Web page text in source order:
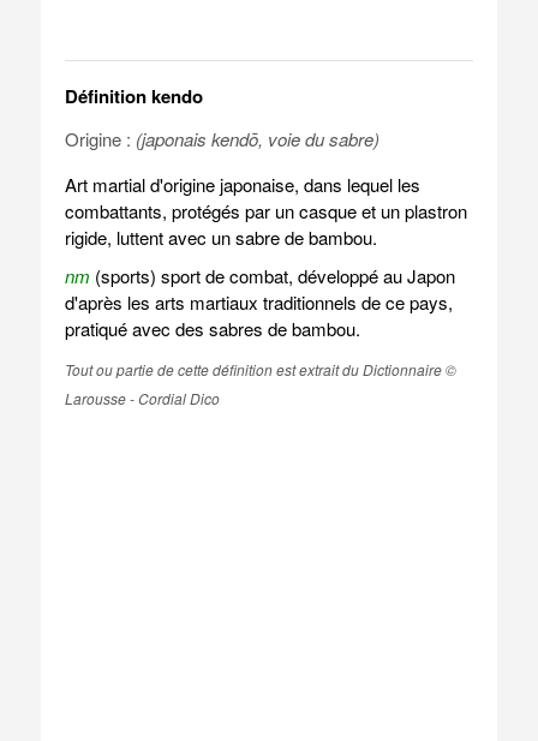
Définition kendo
Origine : (japonais kendō, voie du sabre)
Art martial d'origine japonaise, dans lequel les
combattants, protégés par un casque et un plastron
rigide, luttent avec un sabre de bambou.
nm (sports) sport de combat, développé au Japon
d'après les arts martiaux traditionnels de ce pays,
pratiqué avec des sabres de bambou.
Tout ou partie de cette définition est extrait du Dictionnaire ©
Larousse - Cordial Dico